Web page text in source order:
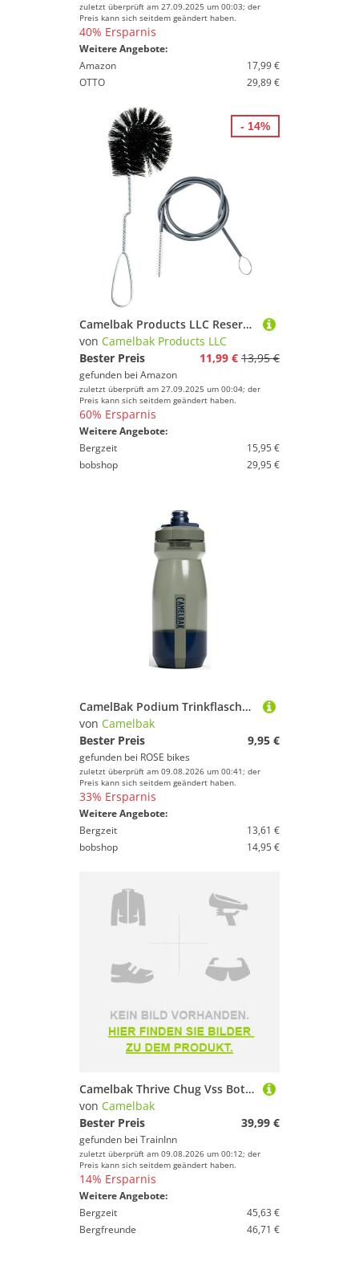
zuletzt überprüft am 27.09.2025 um 00:03; der
Preis kann sich seitdem geändert haben.
40% Ersparnis
Weitere Angebote:
Amazon
17,99 €
OTTO
29,89 €
Camelbak Products LLC Reservoir Cleaning Brush Kit
von Camelbak Products LLC
Bester Preis
11,99 € 13,95 €
gefunden bei Amazon
zuletzt überprüft am 27.09.2025 um 00:04; der
Preis kann sich seitdem geändert haben.
60% Ersparnis
Weitere Angebote:
Bergzeit
15,95 €
bobshop
29,95 €
- 14%
CamelBak Podium Trinkflasche 620 ml / 710 ml
von Camelbak
Bester Preis
9,95 €
gefunden bei ROSE bikes
zuletzt überprüft am 09.08.2026 um 00:41; der
Preis kann sich seitdem geändert haben.
33% Ersparnis
Weitere Angebote:
Bergzeit
13,61 €
bobshop
14,95 €
Camelbak Thrive Chug Vss Bottle 1.2l Blau
von Camelbak
Bester Preis
39,99 €
gefunden bei TrainInn
zuletzt überprüft am 09.08.2026 um 00:12; der
Preis kann sich seitdem geändert haben.
14% Ersparnis
Weitere Angebote:
Bergzeit
45,63 €
Bergfreunde
46,71 €